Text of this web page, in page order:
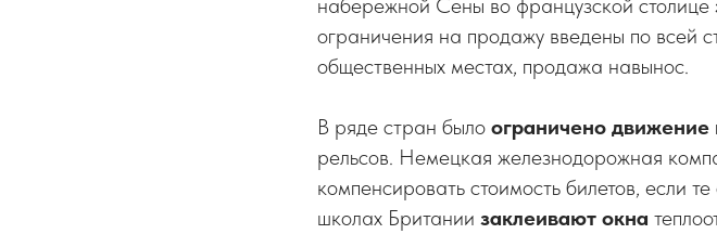
набережной Сены во французской столице
ограничения на продажу введены по всей
общественных местах, продажа навынос.
В ряде стран было ограничено движение
рельсов. Немецкая железнодорожная
компенсировать стоимость билетов, если
школах Британии заклеивают окна